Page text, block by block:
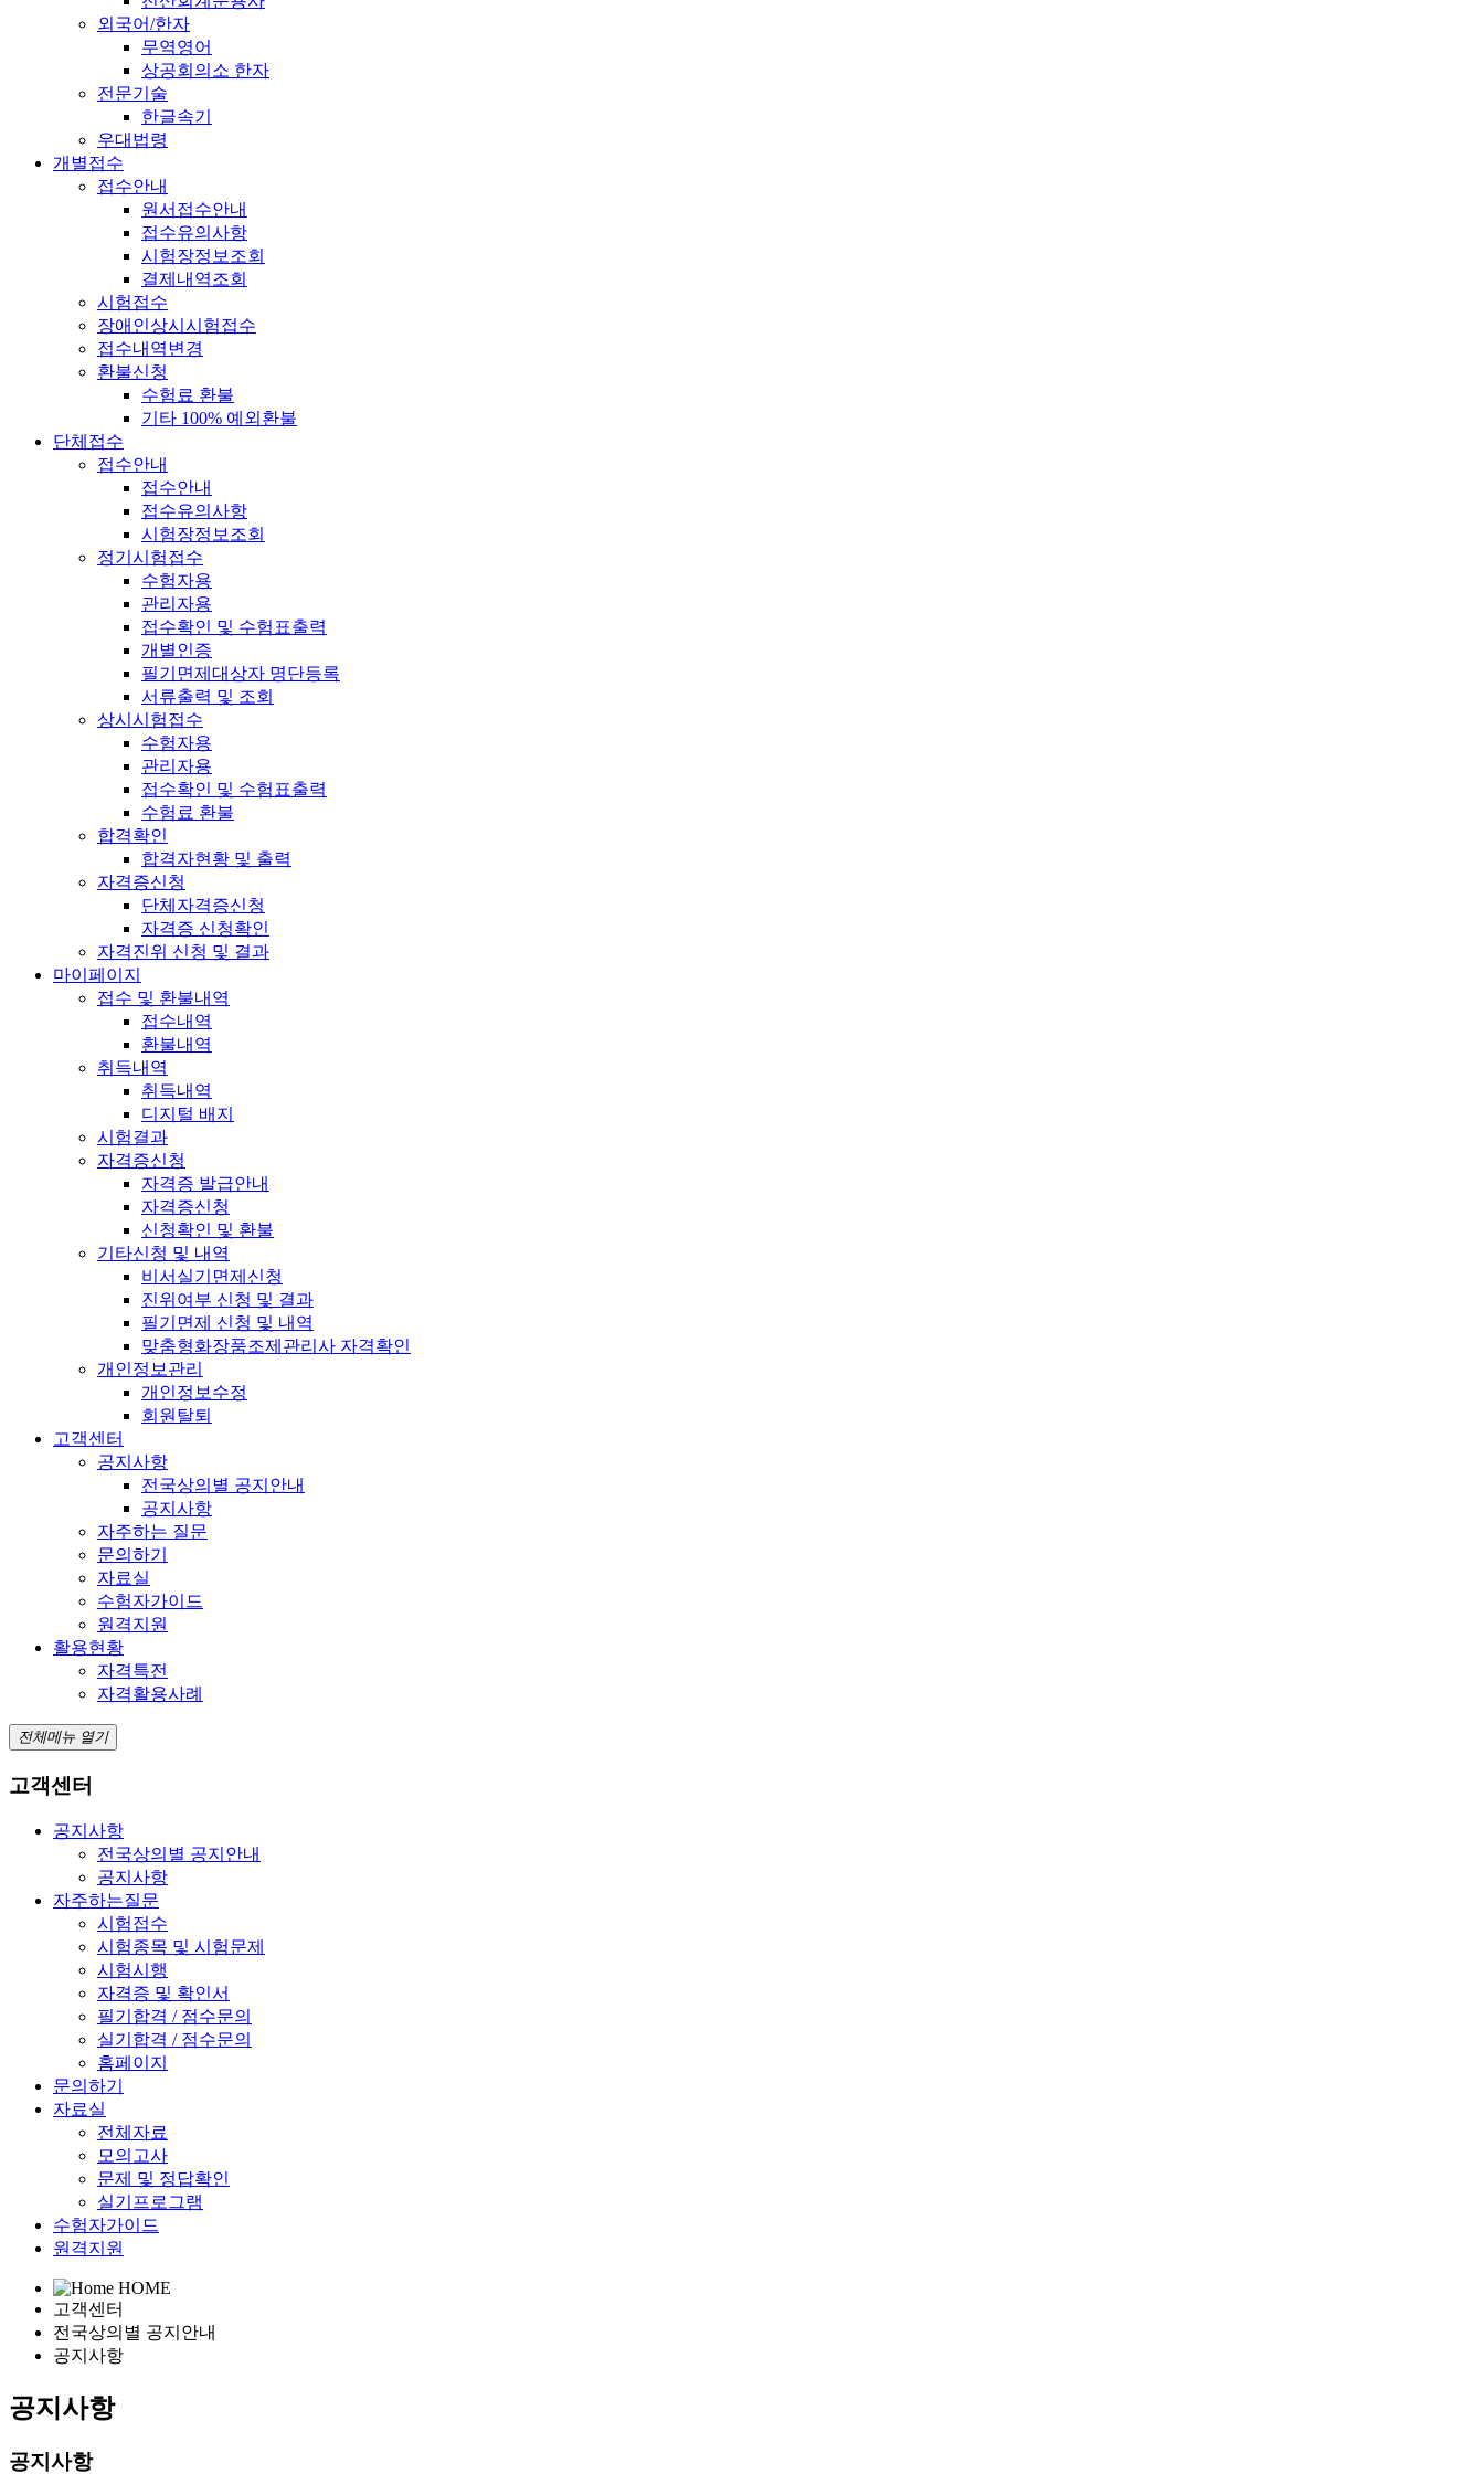
외국어/한자
무역영어
상공회의소 한자
전문기술
한글속기
우대법령
개별접수
접수안내
원서접수안내
접수유의사항
시험장정보조회
결제내역조회
시험접수
장애인상시시험접수
접수내역변경
환불신청
수험료 환불
기타 100% 예외환불
단체접수
접수안내
접수안내
접수유의사항
시험장정보조회
정기시험접수
수험자용
관리자용
접수확인 및 수험표출력
개별인증
필기면제대상자 명단등록
서류출력 및 조회
상시시험접수
수험자용
관리자용
접수확인 및 수험표출력
수험료 환불
합격확인
합격자현황 및 출력
자격증신청
단체자격증신청
자격증 신청확인
자격진위 신청 및 결과
마이페이지
접수 및 환불내역
접수내역
환불내역
취득내역
취득내역
디지털 배지
시험결과
자격증신청
자격증 발급안내
자격증신청
신청확인 및 환불
기타신청 및 내역
비서실기면제신청
진위여부 신청 및 결과
필기면제 신청 및 내역
맞춤형화장품조제관리사 자격확인
개인정보관리
개인정보수정
회원탈퇴
고객센터
공지사항
전국상의별 공지안내
공지사항
자주하는 질문
문의하기
자료실
수험자가이드
원격지원
활용현황
자격특전
자격활용사례
전체메뉴 열기
고객센터
공지사항
전국상의별 공지안내
공지사항
자주하는질문
시험접수
시험종목 및 시험문제
시험시행
자격증 및 확인서
필기합격 / 점수문의
실기합격 / 점수문의
홈페이지
문의하기
자료실
전체자료
모의고사
문제 및 정답확인
실기프로그램
수험자가이드
원격지원
HOME
고객센터
전국상의별 공지안내
공지사항
공지사항
공지사항